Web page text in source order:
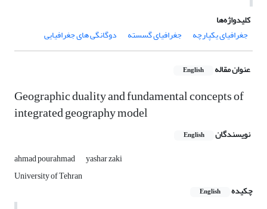
کلیدواژه‌ها
جغرافیای یکپارچه
جغرافیای گسسته دوگانگی های جغرافیایی
عنوان مقاله English
Geographic duality and fundamental concepts of
integrated geography model
نویسندگان English
ahmad pourahmad
yashar zaki
University of Tehran
چکیده
English